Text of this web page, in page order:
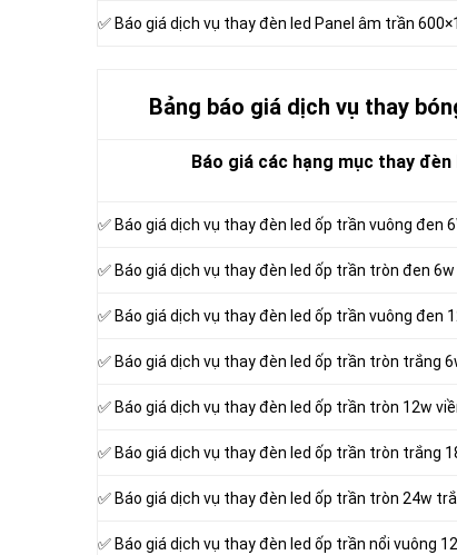
✅ Báo giá dịch vụ thay đèn led Panel âm trần
Bảng báo giá dịch vụ thay
Báo giá các hạng mục thay
✅ Báo giá dịch vụ thay đèn led ốp trần vuông đen
✅ Báo giá dịch vụ thay đèn led ốp trần tròn đen
✅ Báo giá dịch vụ thay đèn led ốp trần vuông đen
✅ Báo giá dịch vụ thay đèn led ốp trần tròn trắng
✅ Báo giá dịch vụ thay đèn led ốp trần tròn 12w
✅ Báo giá dịch vụ thay đèn led ốp trần tròn trắng
✅ Báo giá dịch vụ thay đèn led ốp trần tròn 24w
✅ Báo giá dịch vụ thay đèn led ốp trần nổi vuông